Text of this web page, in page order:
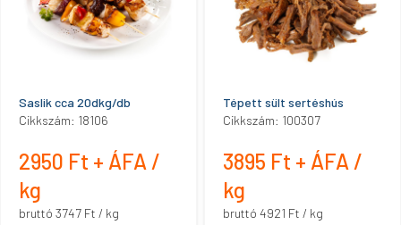
Saslik cca 20dkg/db
Cikkszám: 18106
2950 Ft + ÁFA /
kg
bruttó 3747 Ft / kg
Tépett sült sertéshús
Cikkszám: 100307
3895 Ft + ÁFA /
kg
bruttó 4921 Ft / kg